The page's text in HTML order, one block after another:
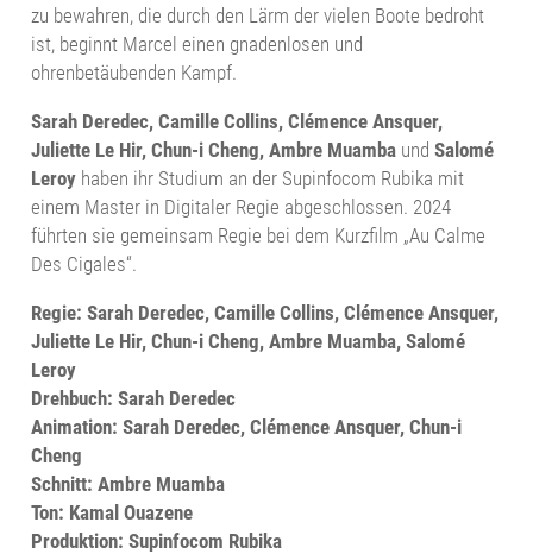
zu bewahren, die durch den Lärm der vielen Boote bedroht
ist, beginnt Marcel einen gnadenlosen und
ohrenbetäubenden Kampf.
Sarah Deredec, Camille Collins, Clémence Ansquer,
Juliette Le Hir, Chun-i Cheng, Ambre Muambaund Salomé
Leroyhaben ihr Studium an der Supinfocom Rubika mit
einem Master in Digitaler Regie abgeschlossen. 2024
führten sie gemeinsam Regie bei dem Kurzfilm „Au Calme
Des Cigales“.
Regie: Sarah Deredec, Camille Collins, Clémence Ansquer,
Juliette Le Hir, Chun-i Cheng, Ambre Muamba, Salomé
Leroy
Drehbuch: Sarah Deredec
Animation: Sarah Deredec, Clémence Ansquer, Chun-i
Cheng
Schnitt: Ambre Muamba
Ton: Kamal Ouazene
Produktion: Supinfocom Rubika